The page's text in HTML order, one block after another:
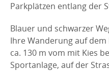
Parkplätzen entlang der
Blauer und schwarzer
Ihre Wanderung auf
ca. 130 m vom mit Kies
Sportanlage, auf der